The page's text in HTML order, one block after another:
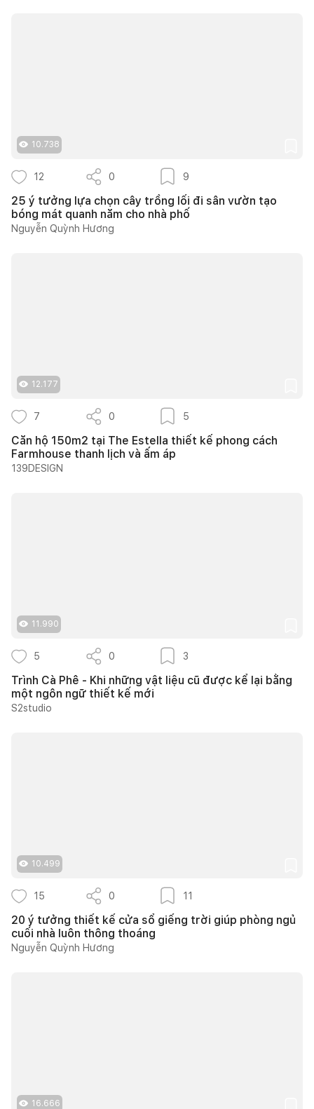
10.738
12 0 9
25 ý tưởng lựa chọn cây trồng lối đi sân vườn tạo
bóng mát quanh năm cho nhà phố
Nguyễn Quỳnh Hương
12.177
7 0 5
Căn hộ 150m2 tại The Estella thiết kế phong cách
Farmhouse thanh lịch và ấm áp
139DESIGN
11.990
5 0 3
Trình Cà Phê - Khi những vật liệu cũ được kể lại bằng
một ngôn ngữ thiết kế mới
S2studio
10.499
15 0 11
20 ý tưởng thiết kế cửa sổ giếng trời giúp phòng ngủ
cuối nhà luôn thông thoáng
Nguyễn Quỳnh Hương
16.666